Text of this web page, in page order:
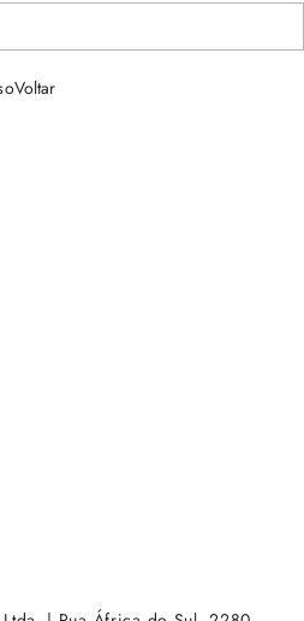
Voltar